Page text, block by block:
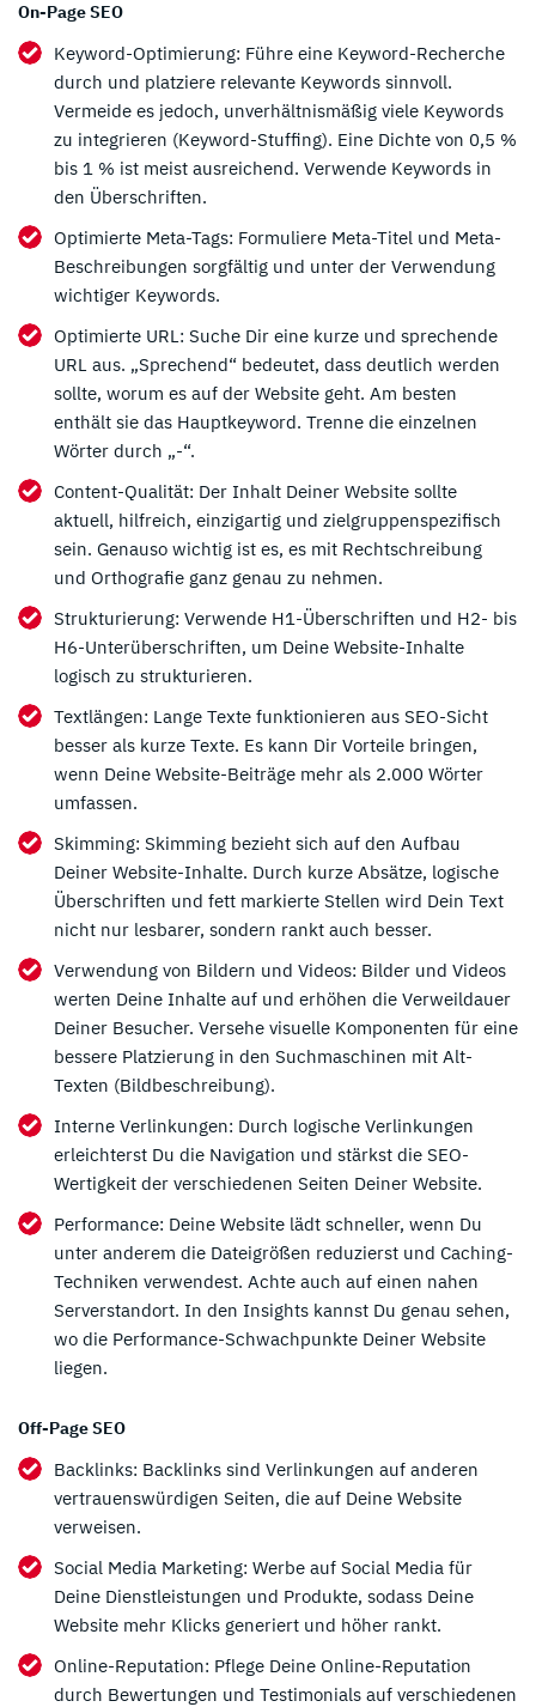
On-Page SEO
Keyword-Optimierung: Führe eine Keyword-Recherche
durch und platziere relevante Keywords sinnvoll.
Vermeide es jedoch, unverhältnismäßig viele Keywords
zu integrieren (Keyword-Stuffing). Eine Dichte von 0,5 %
bis 1 % ist meist ausreichend. Verwende Keywords in
den Überschriften.
Optimierte Meta-Tags: Formuliere Meta-Titel und Meta-
Beschreibungen sorgfältig und unter der Verwendung
wichtiger Keywords.
Optimierte URL: Suche Dir eine kurze und sprechende
URL aus. „Sprechend“ bedeutet, dass deutlich werden
sollte, worum es auf der Website geht. Am besten
enthält sie das Hauptkeyword. Trenne die einzelnen
Wörter durch „-“.
Content-Qualität: Der Inhalt Deiner Website sollte
aktuell, hilfreich, einzigartig und zielgruppenspezifisch
sein. Genauso wichtig ist es, es mit Rechtschreibung
und Orthografie ganz genau zu nehmen.
Strukturierung: Verwende H1-Überschriften und H2- bis
H6-Unterüberschriften, um Deine Website-Inhalte
logisch zu strukturieren.
Textlängen: Lange Texte funktionieren aus SEO-Sicht
besser als kurze Texte. Es kann Dir Vorteile bringen,
wenn Deine Website-Beiträge mehr als 2.000 Wörter
umfassen.
Skimming: Skimming bezieht sich auf den Aufbau
Deiner Website-Inhalte. Durch kurze Absätze, logische
Überschriften und fett markierte Stellen wird Dein Text
nicht nur lesbarer, sondern rankt auch besser.
Verwendung von Bildern und Videos: Bilder und Videos
werten Deine Inhalte auf und erhöhen die Verweildauer
Deiner Besucher. Versehe visuelle Komponenten für eine
bessere Platzierung in den Suchmaschinen mit Alt-
Texten (Bildbeschreibung).
Interne Verlinkungen: Durch logische Verlinkungen
erleichterst Du die Navigation und stärkst die SEO-
Wertigkeit der verschiedenen Seiten Deiner Website.
Performance: Deine Website lädt schneller, wenn Du
unter anderem die Dateigrößen reduzierst und Caching-
Techniken verwendest. Achte auch auf einen nahen
Serverstandort. In den Insights kannst Du genau sehen,
wo die Performance-Schwachpunkte Deiner Website
liegen.
Off-Page SEO
Backlinks: Backlinks sind Verlinkungen auf anderen
vertrauenswürdigen Seiten, die auf Deine Website
verweisen.
Social Media Marketing: Werbe auf Social Media für
Deine Dienstleistungen und Produkte, sodass Deine
Website mehr Klicks generiert und höher rankt.
Online-Reputation: Pflege Deine Online-Reputation
durch Bewertungen und Testimonials auf verschiedenen